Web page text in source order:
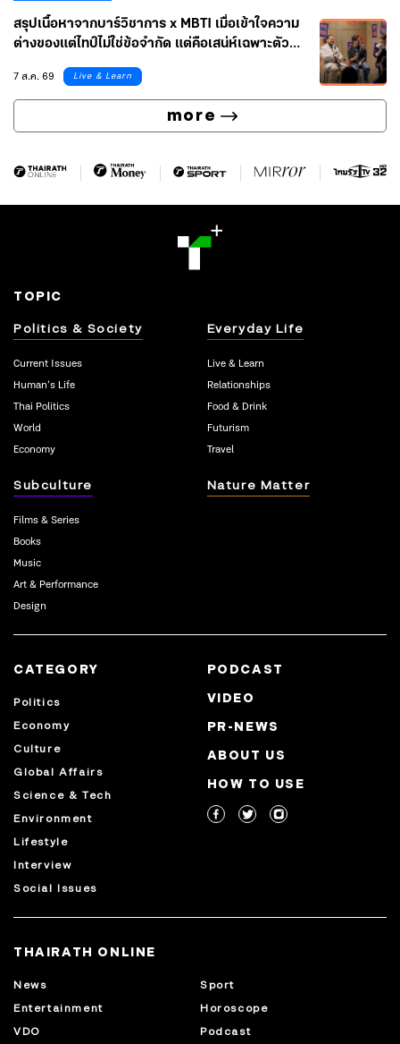
สรุปเนื้อหาจากบาร์วิชาการ x MBTI เมื่อเข้าใจความ
ต่างของแต่ไทป์ไม่ใช่ข้อจำกัด แต่คือเสน่ห์เฉพาะตัวที่
นำไปต่อยอดได้ ไปกับ เบลล์-เบญจรัตน์ และ อาร์-ปิยะ
นุช ผู้เชี่ยวชาญ MBTI จากช่อง BeruArny
Channel
7 ส.ค. 69 Live & Learn
more
TOPIC
Politics & Society
Current Issues
Human’s Life
Thai Politics
World
Economy
Everyday Life
Live & Learn
Relationships
Food & Drink
Futurism
Travel
Subculture
Films & Series
Books
Music
Art & Performance
Design
Nature Matter
CATEGORY
Politics
Economy
Culture
Global Affairs
Science & Tech
Environment
Lifestyle
Interview
Social Issues
PODCAST
VIDEO
PR-NEWS
ABOUT US
HOW TO USE
THAIRATH ONLINE
News
Sport
Entertainment
Horoscope
VDO
Podcast